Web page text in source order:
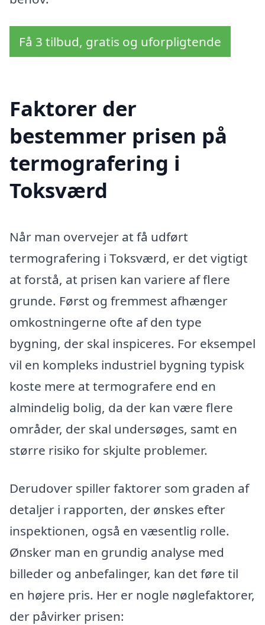
Få 3 tilbud, gratis og uforpligtende
Faktorer der
bestemmer prisen på
termografering i
Toksværd
Når man overvejer at få udført
termografering i Toksværd, er det vigtigt
at forstå, at prisen kan variere af flere
grunde. Først og fremmest afhænger
omkostningerne ofte af den type
bygning, der skal inspiceres. For eksempel
vil en kompleks industriel bygning typisk
koste mere at termografere end en
almindelig bolig, da der kan være flere
områder, der skal undersøges, samt en
større risiko for skjulte problemer.
Derudover spiller faktorer som graden af
detaljer i rapporten, der ønskes efter
inspektionen, også en væsentlig rolle.
Ønsker man en grundig analyse med
billeder og anbefalinger, kan det føre til
en højere pris. Her er nogle nøglefaktorer,
der påvirker prisen: